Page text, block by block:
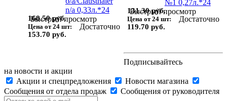
Быстрый просмотр
168.50 руб.
Цена от 24 шт:
153.70 руб.
Достаточно
Быстрый просмотр
131.30 руб.
Цена от 24 шт:
119.70 руб.
Достаточно
Подписывайтесь
на новости и акции
Акции и спецпредложения
Новости магазина
Сообщения от отдела продаж
Сообщения от руководителя